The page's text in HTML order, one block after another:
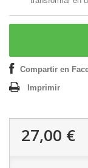
Compartir en
Imprimir
27,00 €